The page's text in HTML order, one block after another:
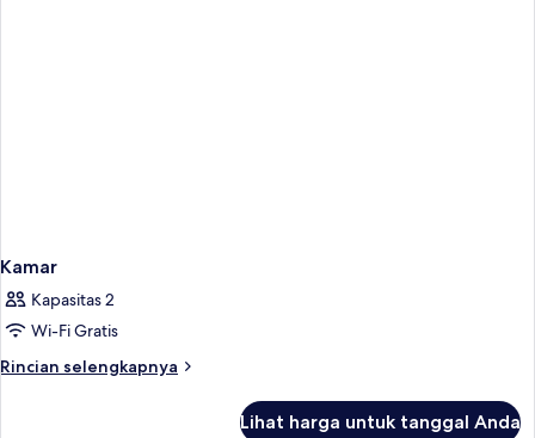
Kamar
Kapasitas 2
Wi-Fi Gratis
Rincian selengkapnya
Rincian
Lihat harga untuk tanggal Anda